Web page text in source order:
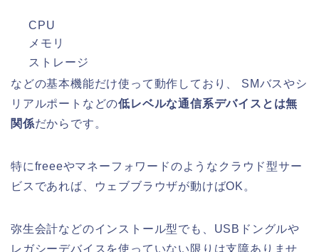
CPU
メモリ
ストレージ
などの基本機能だけ使って動作しており、 SMバスやシ
リアルポートなどの低レベルな通信系デバイスとは無
関係だからです。
特にfreeeやマネーフォワードのようなクラウド型サー
ビスであれば、ウェブブラウザが動けばOK。
弥生会計などのインストール型でも、USBドングルや
レガシーデバイスを使っていない限りは支障ありませ